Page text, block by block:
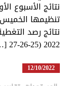
نتائج الأسبوع
نتائج رصد
2022 (25-26-27 […]
12/10/2022